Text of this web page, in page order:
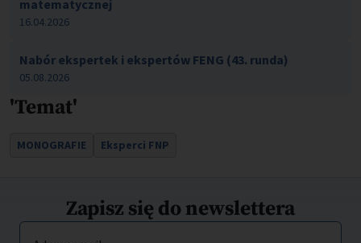
matematycznej
16.04.2026
Nabór ekspertek i ekspertów FENG (43. runda)
05.08.2026
'Temat'
MONOGRAFIE Eksperci FNP
Zapisz się do newslettera